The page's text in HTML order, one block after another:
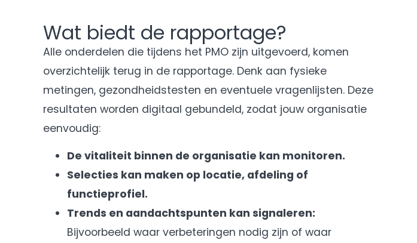
Wat biedt de rapportage?
Alle onderdelen die tijdens het PMO zijn uitgevoerd, komen
overzichtelijk terug in de rapportage. Denk aan fysieke
metingen, gezondheidstesten en eventuele vragenlijsten. Deze
resultaten worden digitaal gebundeld, zodat jouw organisatie
eenvoudig:
De vitaliteit binnen de organisatie kan monitoren.
Selecties kan maken op locatie, afdeling of
functieprofiel.
Trends en aandachtspunten kan signaleren:
Bijvoorbeeld waar verbeteringen nodig zijn of waar